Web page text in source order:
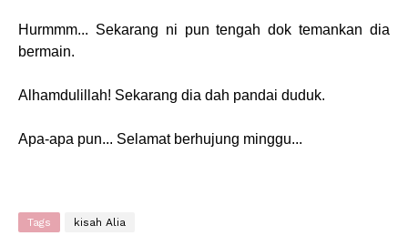
Hurmmm... Sekarang ni pun tengah dok temankan dia
bermain.
Alhamdulillah! Sekarang dia dah pandai duduk.
Apa-apa pun... Selamat berhujung minggu...
Tags kisah Alia